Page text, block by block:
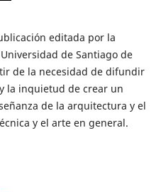
editada por la
de Santiago de
de la necesidad de difundir
la inquietud de crear un
de la arquitectura y el
y el arte en general.